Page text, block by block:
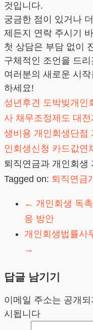
것입니다.
궁금한 점이 있거나
제든지 연락 주시기
첫 상담은 부담 없이
구체적인 조언을 드
여러분의 새로운 시
하세요!
성년후견 도박빚개인
사 채무조정제도 대전
생비용 개인회생단점
인회생신청 카드값연
퇴직연금과 개인회생
Tagged on: 퇴직연금
← 개인회생 독
응 방안
개인회생법률사
→
답글 남기기
이메일 주소는 공개
시됩니다